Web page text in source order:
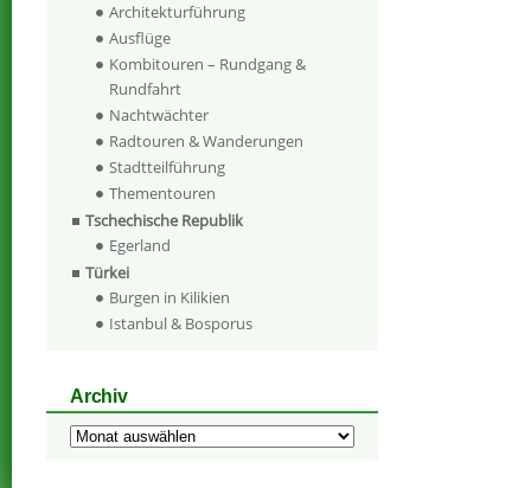
Architekturführung
Ausflüge
Kombitouren – Rundgang &
Rundfahrt
Nachtwächter
Radtouren & Wanderungen
Stadtteilführung
Thementouren
Tschechische Republik
Egerland
Türkei
Burgen in Kilikien
Istanbul & Bosporus
Archiv
Archiv